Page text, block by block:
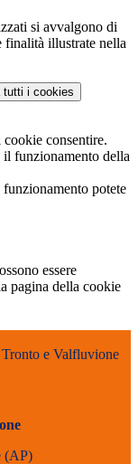
si avvalgono di
finalità illustrate nella
tutti i cookies
cookie consentire.
il funzionamento della
potete
essere
pagina della cookie
e Valfluvione
(AP)